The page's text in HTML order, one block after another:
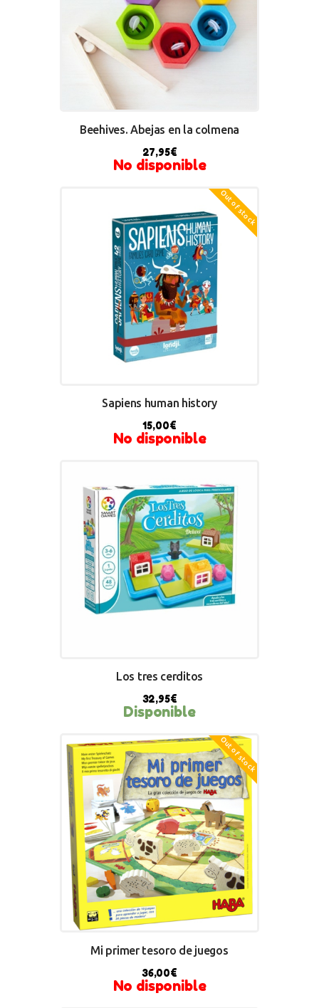
Beehives. Abejas en la colmena
27,95€
No disponible
Out of stock
Sapiens human history
15,00€
No disponible
BUY NOW
Los tres cerditos
32,95€
Disponible
Out of stock
Mi primer tesoro de juegos
36,00€
No disponible